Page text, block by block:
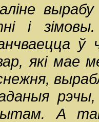
і
ў
які мае
А